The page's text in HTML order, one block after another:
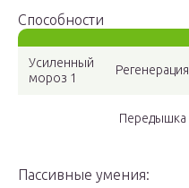
Способности
Усиленный
мороз 1
Регенерация
Передышка
Пассивные умения: